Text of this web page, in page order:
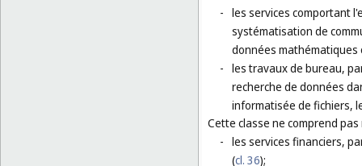
- les services comportant
systématisation de
données
- les travaux de bureau,
recherche de données
informatisée de fichiers,
Cette classe ne comprend
- les services financiers,
(cl. 36);